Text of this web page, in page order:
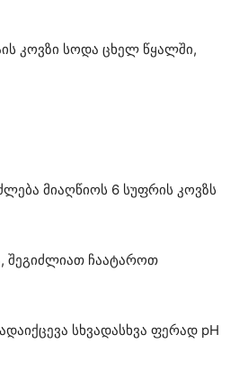
კოვზი სოდა ცხელ წყალში,
მიაღწიოს 6 სუფრის კოვზს
შეგიძლიათ ჩაატაროთ
სხვადასხვა ფერად pH